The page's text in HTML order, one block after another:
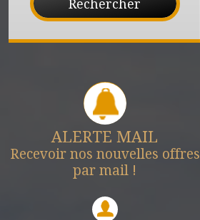
ALERTE MAIL
Recevoir nos nouvelles offres
par mail !